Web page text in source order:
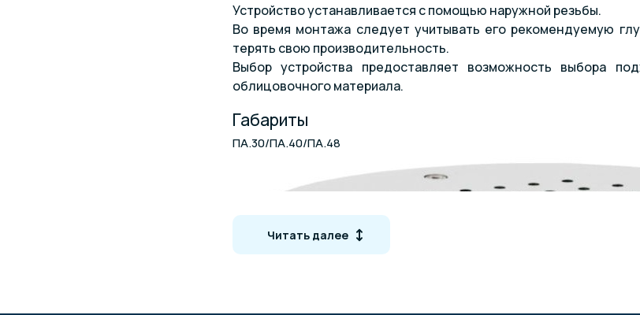
Устройство устанавливается с помощью наружной резьбы.
Во время монтажа следует учитывать его рекомендуемую
терять свою производительность.
Выбор устройства предоставляет возможность выбора
облицовочного материала.
Габариты
ПА.30/ПА.40/ПА.48
Читать далее